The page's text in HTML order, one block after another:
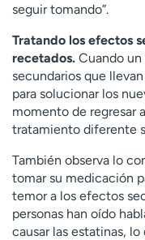
seguir tomando”.
Tratando los efectos
recetados. Cuando
secundarios que
para solucionar los
momento de regresar
tratamiento diferente
También observa lo
tomar su medicación
temor a los efectos
personas han oído
causar las estatinas,